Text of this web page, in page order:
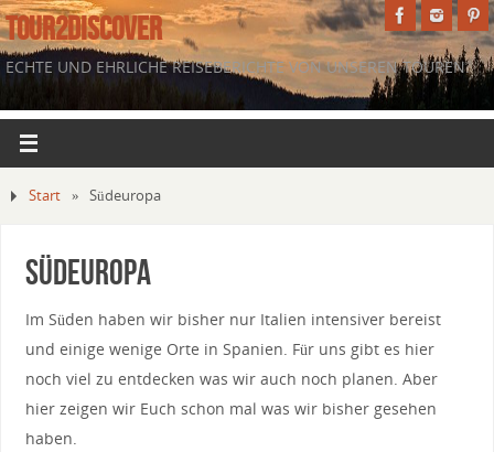
TOUR2DISCOVER
ECHTE UND EHRLICHE REISEBERICHTE VON UNSEREN TOUREN.
Start » Südeuropa
Südeuropa
Im Süden haben wir bisher nur Italien intensiver bereist
und einige wenige Orte in Spanien. Für uns gibt es hier
noch viel zu entdecken was wir auch noch planen. Aber
hier zeigen wir Euch schon mal was wir bisher gesehen
haben.